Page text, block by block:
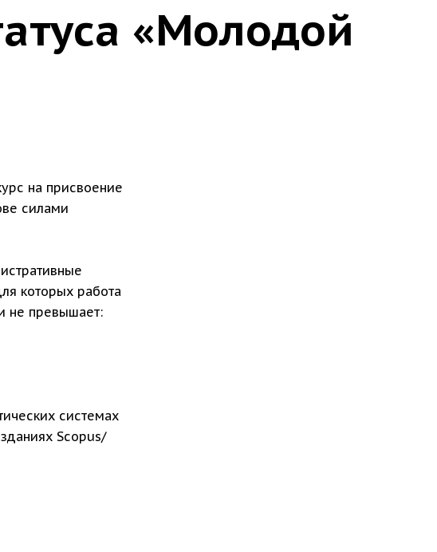
«Молодой
на присвоение
силами
которых работа
не превышает:
системах
Scopus/